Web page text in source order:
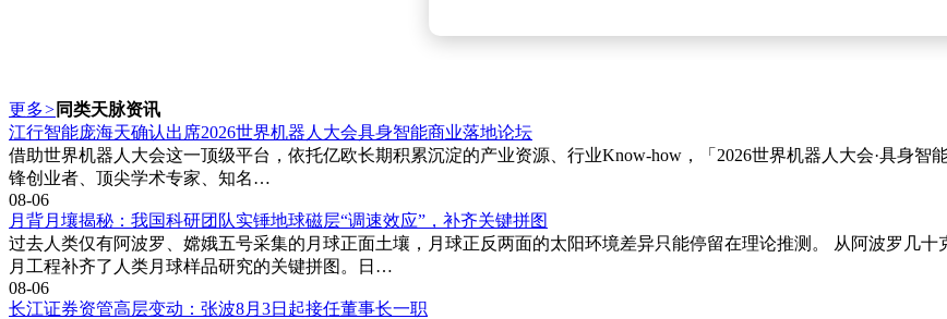
更多> 同类天脉资讯
江行智能庞海天确认出席2026世界机器人大会具身智能商业落地论坛
借助世界机器人大会这一顶级平台，依托亿欧长期积累沉淀的产业资源、行业Know-how，「2026世界机器人大会·具身
锋创业者、顶尖学术专家、知名…
08-06
月背月壤揭秘：我国科研团队实锤地球磁层“调速效应”，补齐关键拼图
过去人类仅有阿波罗、嫦娥五号采集的月球正面土壤，月球正反两面的太阳环境差异只能停留在理论推测。 从阿波罗几
月工程补齐了人类月球样品研究的关键拼图。日…
08-06
长江证券资管高层变动：张波8月3日起接任董事长一职